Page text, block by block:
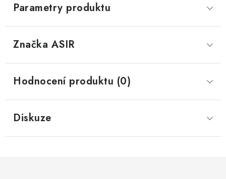
Parametry produktu
Značka ASIR
Hodnocení produktu (0)
Diskuze